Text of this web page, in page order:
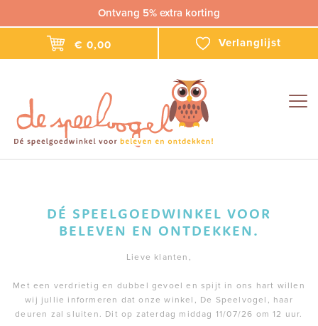
Ontvang 5% extra korting
€ 0,00 Verlanglijst
DÉ SPEELGOEDWINKEL VOOR
BELEVEN EN ONTDEKKEN.
Lieve klanten,
Met een verdrietig en dubbel gevoel en spijt in ons hart willen
wij jullie informeren dat onze winkel, De Speelvogel, haar
deuren zal sluiten. Dit op zaterdag middag 11/07/26 om 12 uur.